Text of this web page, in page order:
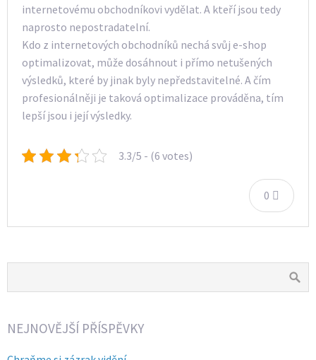
internetovému obchodníkovi vydělat. A kteří jsou tedy
naprosto nepostradatelní.
Kdo z internetových obchodníků nechá svůj e-shop
optimalizovat, může dosáhnout i přímo netušených
výsledků, které by jinak byly nepředstavitelné. A čím
profesionálněji je taková optimalizace prováděna, tím
lepší jsou i její výsledky.
3.3/5 - (6 votes)
0
NEJNOVĚJŠÍ PŘÍSPĚVKY